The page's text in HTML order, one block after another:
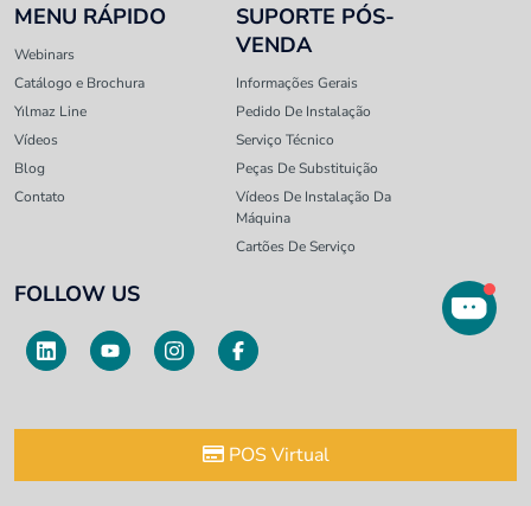
MENU RÁPIDO
Webinars
Catálogo e Brochura
Yılmaz Line
Vídeos
Blog
Contato
SUPORTE PÓS-
VENDA
Informações Gerais
Pedido De Instalação
Serviço Técnico
Peças De Substituição
Vídeos De Instalação Da
Máquina
Cartões De Serviço
FOLLOW US
POS Virtual